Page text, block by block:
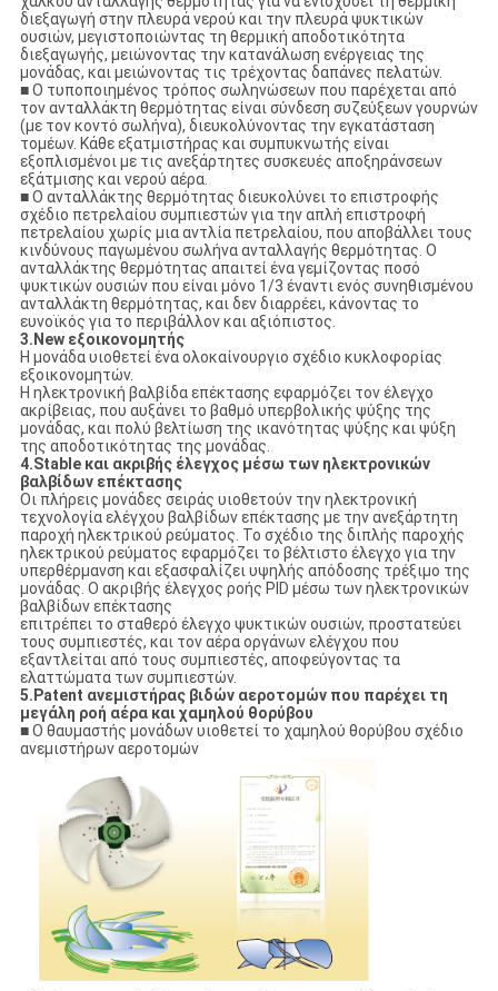
διεξαγωγή στην πλευρά νερού και την πλευρά ψυκτικών
ουσιών, μεγιστοποιώντας τη θερμική αποδοτικότητα
διεξαγωγής, μειώνοντας την κατανάλωση ενέργειας της
μονάδας, και μειώνοντας τις τρέχοντας δαπάνες πελατών.
■ Ο τυποποιημένος τρόπος σωληνώσεων που παρέχεται από
τον ανταλλάκτη θερμότητας είναι σύνδεση συζεύξεων γουρνών
(με τον κοντό σωλήνα), διευκολύνοντας την εγκατάσταση
τομέων. Κάθε εξατμιστήρας και συμπυκνωτής είναι
εξοπλισμένοι με τις ανεξάρτητες συσκευές αποξηράνσεων
εξάτμισης και νερού αέρα.
■ Ο ανταλλάκτης θερμότητας διευκολύνει το επιστροφής
σχέδιο πετρελαίου συμπιεστών για την απλή επιστροφή
πετρελαίου χωρίς μια αντλία πετρελαίου, που αποβάλλει τους
κινδύνους παγωμένου σωλήνα ανταλλαγής θερμότητας. Ο
ανταλλάκτης θερμότητας απαιτεί ένα γεμίζοντας ποσό
ψυκτικών ουσιών που είναι μόνο 1/3 έναντι ενός συνηθισμένου
ανταλλάκτη θερμότητας, και δεν διαρρέει, κάνοντας το
ευνοϊκός για το περιβάλλον και αξιόπιστος.
3.New εξοικονομητής
Η μονάδα υιοθετεί ένα ολοκαίνουργιο σχέδιο κυκλοφορίας
εξοικονομητών.
Η ηλεκτρονική βαλβίδα επέκτασης εφαρμόζει τον έλεγχο
ακρίβειας, που αυξάνει το βαθμό υπερβολικής ψύξης της
μονάδας, και πολύ βελτίωση της ικανότητας ψύξης και ψύξη
της αποδοτικότητας της μονάδας.
4.Stable και ακριβής έλεγχος μέσω των ηλεκτρονικών
βαλβίδων επέκτασης
Οι πλήρεις μονάδες σειράς υιοθετούν την ηλεκτρονική
τεχνολογία ελέγχου βαλβίδων επέκτασης με την ανεξάρτητη
παροχή ηλεκτρικού ρεύματος. Το σχέδιο της διπλής παροχής
ηλεκτρικού ρεύματος εφαρμόζει το βέλτιστο έλεγχο για την
υπερθέρμανση και εξασφαλίζει υψηλής απόδοσης τρέξιμο της
μονάδας. Ο ακριβής έλεγχος ροής PID μέσω των ηλεκτρονικών
βαλβίδων επέκτασης
επιτρέπει το σταθερό έλεγχο ψυκτικών ουσιών, προστατεύει
τους συμπιεστές, και τον αέρα οργάνων ελέγχου που
εξαντλείται από τους συμπιεστές, αποφεύγοντας τα
ελαττώματα των συμπιεστών.
5.Patent ανεμιστήρας βιδών αεροτομών που παρέχει τη
μεγάλη ροή αέρα και χαμηλού θορύβου
■ Ο θαυμαστής μονάδων υιοθετεί το χαμηλού θορύβου σχέδιο
ανεμιστήρων αεροτομών